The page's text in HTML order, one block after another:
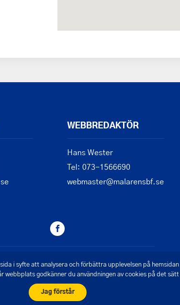
WEBBREDAKTÖR
Hans Wester
Tel: 073-1566690
webmaster@malarensbf.se
© 2026 - Mälarens Båtförbund
Skapad av Pigment webbyrå
i syfte att analysera och förbättra upplevelsen på hemsidan
webbplats godkänner du användningen av cookies på det
Jag förstår